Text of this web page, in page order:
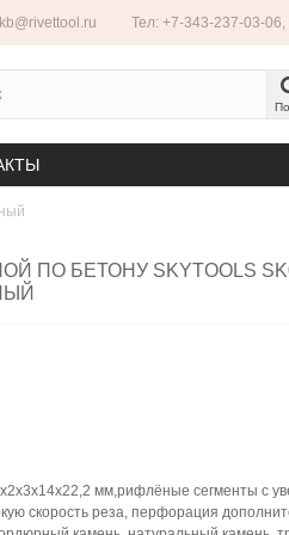
Тел: +7-343-237-03-
ПО БЕТОНУ SKYTOOLS
мм,рифлёные сегменты с
скорость реза, перфорация